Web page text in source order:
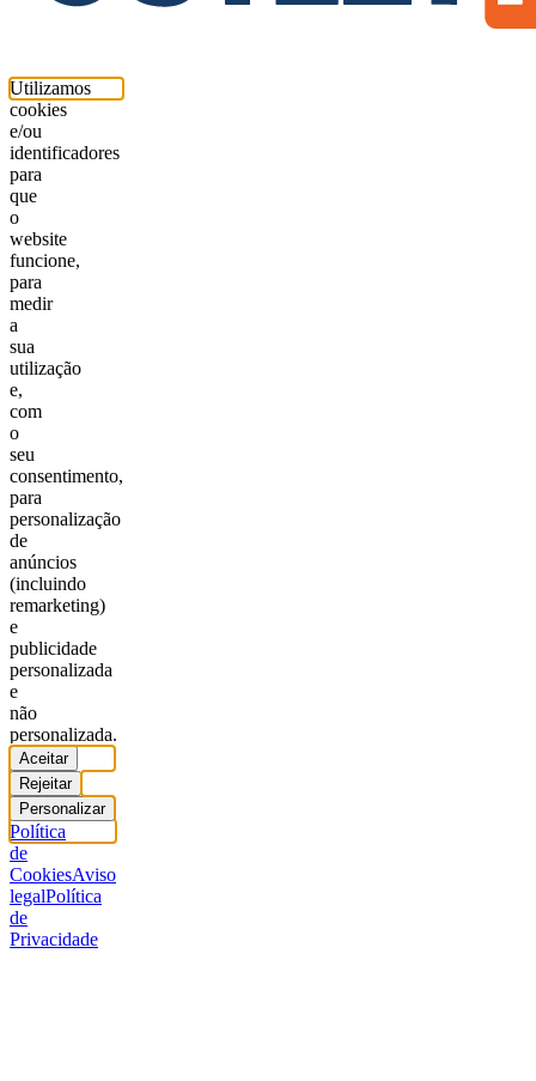
Utilizamos
cookies
e/ou
identificadores
para
que
o
website
funcione,
para
medir
a
sua
utilização
e,
com
o
seu
consentimento,
para
personalização
de
anúncios
(incluindo
remarketing)
e
publicidade
personalizada
e
não
personalizada.
Aceitar
Rejeitar
Personalizar
Política
de
CookiesAviso
legalPolítica
de
Privacidade